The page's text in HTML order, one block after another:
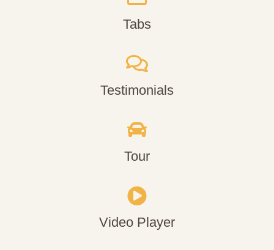
Tabs
Testimonials
Tour
Video Player